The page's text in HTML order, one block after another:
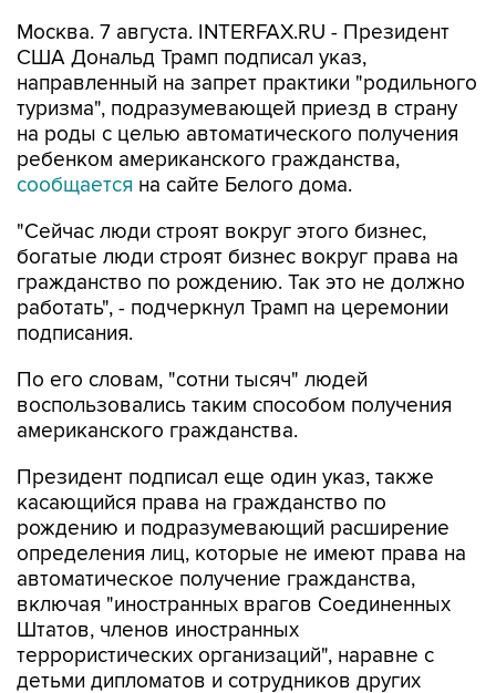
направленный на запрет практики "родильного
туризма", подразумевающей приезд в страну
на роды с целью автоматического получения
ребенком американского гражданства,
сообщаетсяна сайте Белого дома.
"Сейчас люди строят вокруг этого бизнес,
гражданство по рождению. Так это не должно
работать", - подчеркнул Трамп на церемонии
подписания.
По его словам, "сотни тысяч" людей
американского гражданства.
Президент подписал еще один указ, также
рождению и подразумевающий расширение
определения лиц, которые не имеют права на
автоматическое получение гражданства,
включая "иностранных врагов Соединенных
Штатов, членов иностранных
террористических организаций", наравне с
детьми дипломатов и сотрудников других
признанных международных организаций.